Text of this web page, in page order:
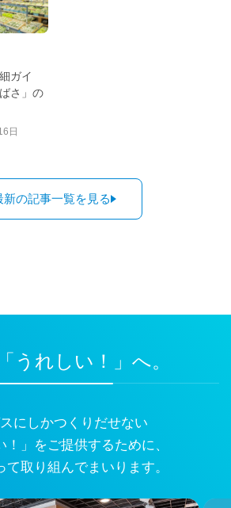
ガイ
さ」の
日
新の記事一覧を見る
うれしい！」へ。
にしかつくりだせない
！」をご提供するために、
て取り組んでまいります。